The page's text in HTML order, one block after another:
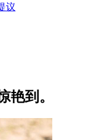
议
艳到。